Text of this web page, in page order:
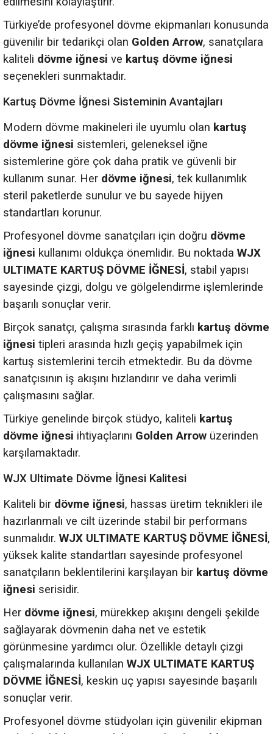
Türkiye’de profesyonel dövme ekipmanları konusunda
güvenilir bir tedarikçi olan Golden Arrow, sanatçılara
kaliteli dövme iğnesi ve kartuş dövme iğnesi
seçenekleri sunmaktadır.
Kartuş Dövme İğnesi Sisteminin Avantajları
Modern dövme makineleri ile uyumlu olan kartuş
dövme iğnesi sistemleri, geleneksel iğne
sistemlerine göre çok daha pratik ve güvenli bir
kullanım sunar. Her dövme iğnesi, tek kullanımlık
steril paketlerde sunulur ve bu sayede hijyen
standartları korunur.
Profesyonel dövme sanatçıları için doğru dövme
iğnesi kullanımı oldukça önemlidir. Bu noktada WJX
ULTIMATE KARTUŞ DÖVME İĞNESİ, stabil yapısı
sayesinde çizgi, dolgu ve gölgelendirme işlemlerinde
başarılı sonuçlar verir.
Birçok sanatçı, çalışma sırasında farklı kartuş dövme
iğnesi tipleri arasında hızlı geçiş yapabilmek için
kartuş sistemlerini tercih etmektedir. Bu da dövme
sanatçısının iş akışını hızlandırır ve daha verimli
çalışmasını sağlar.
Türkiye genelinde birçok stüdyo, kaliteli kartuş
dövme iğnesi ihtiyaçlarını Golden Arrow üzerinden
karşılamaktadır.
WJX Ultimate Dövme İğnesi Kalitesi
Kaliteli bir dövme iğnesi, hassas üretim teknikleri ile
hazırlanmalı ve cilt üzerinde stabil bir performans
sunmalıdır. WJX ULTIMATE KARTUŞ DÖVME İĞNESİ,
yüksek kalite standartları sayesinde profesyonel
sanatçıların beklentilerini karşılayan bir kartuş dövme
iğnesi serisidir.
Her dövme iğnesi, mürekkep akışını dengeli şekilde
sağlayarak dövmenin daha net ve estetik
görünmesine yardımcı olur. Özellikle detaylı çizgi
çalışmalarında kullanılan WJX ULTIMATE KARTUŞ
DÖVME İĞNESİ, keskin uç yapısı sayesinde başarılı
sonuçlar verir.
Profesyonel dövme stüdyoları için güvenilir ekipman